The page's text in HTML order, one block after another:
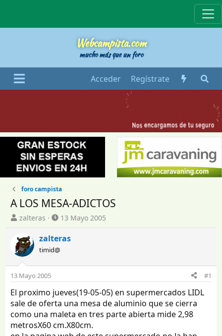
Webcampista.com
mucho más que un foro
Acceder Regístrate
foro campista
A LOS MESA-ADICTOS
I
n
i
c
i
a
d
o
r
d
e
t
zalteras
F
e
c
d
i
n
i
c
o
13 Mayo 2005
zalteras
timid@
13 Mayo 2005 #1
El proximo jueves(19-05-05) en supermercados LIDL
sale de oferta una mesa de aluminio que se cierra
como una maleta en tres parte abierta mide 2,98
metrosX60 cm.X80cm.